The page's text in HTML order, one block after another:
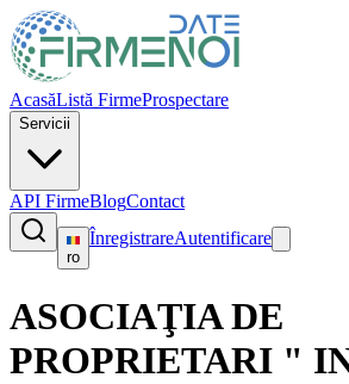
AcasăListă FirmeProspectare
Servicii
API FirmeBlogContact
ro
ÎnregistrareAutentificare
ASOCIAŢIA DE
PROPRIETARI "